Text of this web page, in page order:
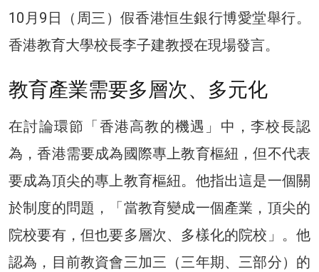
10月9日（周三）假香港恒生銀行博愛堂舉行。
香港教育大學校長李子建教授在現場發言。
教育產業需要多層次、多元化
在討論環節「香港高教的機遇」中，李校長認
為，香港需要成為國際專上教育樞紐，但不代表
要成為頂尖的專上教育樞紐。他指出這是一個關
於制度的問題，「當教育變成一個產業，頂尖的
院校要有，但也要多層次、多樣化的院校」。他
認為，目前教資會三加三（三年期、三部分）的